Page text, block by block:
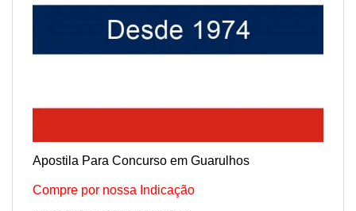
Apostila Para Concurso em Guarulhos
Compre por nossa Indicação